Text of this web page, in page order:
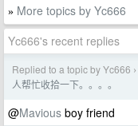
» More topics by Yc666
Yc666's recent replies
Replied to a topic by Yc666 ›
人帮忙收拾一下。。。。
@Mavious boy friend